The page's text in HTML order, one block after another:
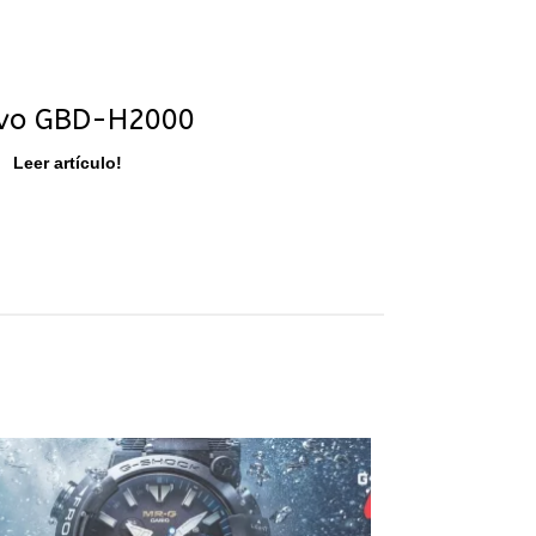
GBD-H2000
Leer artículo!